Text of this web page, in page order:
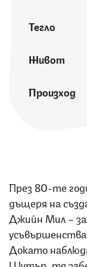
Тегло
Живот
Произход
През 80-те
дъщеря на
Джийн Мил –
Докато
Шутър, тя